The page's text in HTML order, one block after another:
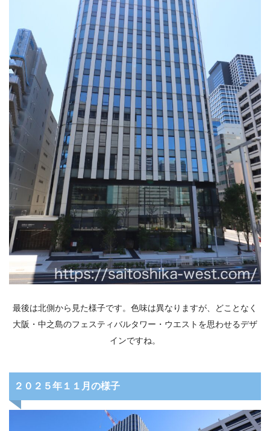
最後は北側から見た様子です。色味は異なりますが、どことなく
大阪・中之島のフェスティバルタワー・ウエストを思わせるデザ
インですね。
２０２５年１１月の様子